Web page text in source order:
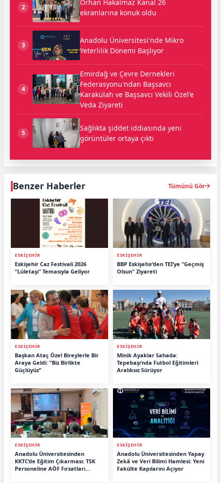
2
Orhan Hakalmaz Kanal 26
ekranlarına konuk oldu
3
Anadolu Üniversitesi'nde Mikro
Yeterlilik Dönemi Başlıyor
4
Emirdağ ve Çevre Dernekleri
Federasyonu'ndan Başsavcı
Karakülah ve Başsavcı Vekili Özel'e
Veda Ziyareti
5
Sağlıkta şiddet iddiasında yeni
görüntüler ortaya çıktı
Benzer Haberler Tümünü Gör
ESKİŞEHİR
Eskişehir Caz Festivali 2026
“Lületaşı” Temasıyla Geliyor
ESKİŞEHİR
BBP Eskişehir’den TEI’ye "Geçmiş
Olsun" Ziyareti
ESKİŞEHİR
Başkan Ataç Özel Bireylerle Bir
Araya Geldi: “Biz Birlikte
Güçlüyüz”
ESKİŞEHİR
Minik Ayaklar Sahada:
Tepebaşı’nda Futbol Eğitimleri
Aralıksız Sürüyor
ESKİŞEHİR
Anadolu Üniversitesinden
KKTC’de Eğitim Çıkarması: TSK
Personeline AÖF Fırsatları
ESKİŞEHİR
Anadolu Üniversitesinden Yapay
Zekâ ve Veri Bilimi Hamlesi: Yeni
Fakülte Kapılarını Açıyor